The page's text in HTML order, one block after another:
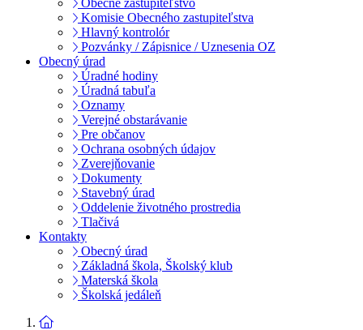
Komisie Obecného zastupiteľstva
Hlavný kontrolór
Pozvánky / Zápisnice / Uznesenia OZ
Obecný úrad
Úradné hodiny
Úradná tabuľa
Oznamy
Verejné obstarávanie
Pre občanov
Ochrana osobných údajov
Zverejňovanie
Dokumenty
Stavebný úrad
Oddelenie životného prostredia
Tlačivá
Kontakty
Obecný úrad
Základná škola, Školský klub
Materská škola
Školská jedáleň